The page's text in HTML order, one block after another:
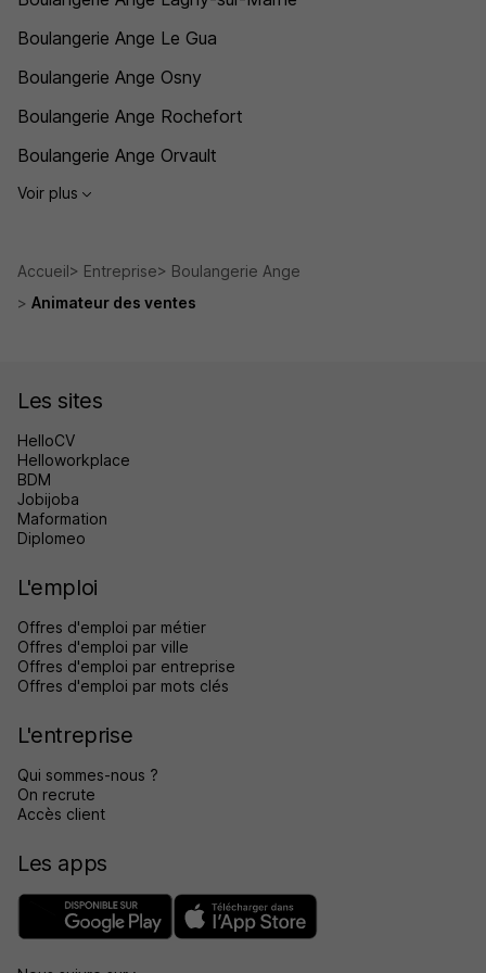
Boulangerie Ange Le Gua
Boulangerie Ange Osny
Boulangerie Ange Rochefort
Boulangerie Ange Orvault
Voir plus
Accueil Entreprise
Boulangerie Ange
Animateur des ventes
Les sites
HelloCV
Helloworkplace
BDM
Jobijoba
Maformation
Diplomeo
L'emploi
Offres d'emploi par métier
Offres d'emploi par ville
Offres d'emploi par entreprise
Offres d'emploi par mots clés
L'entreprise
Qui sommes-nous ?
On recrute
Accès client
Les apps